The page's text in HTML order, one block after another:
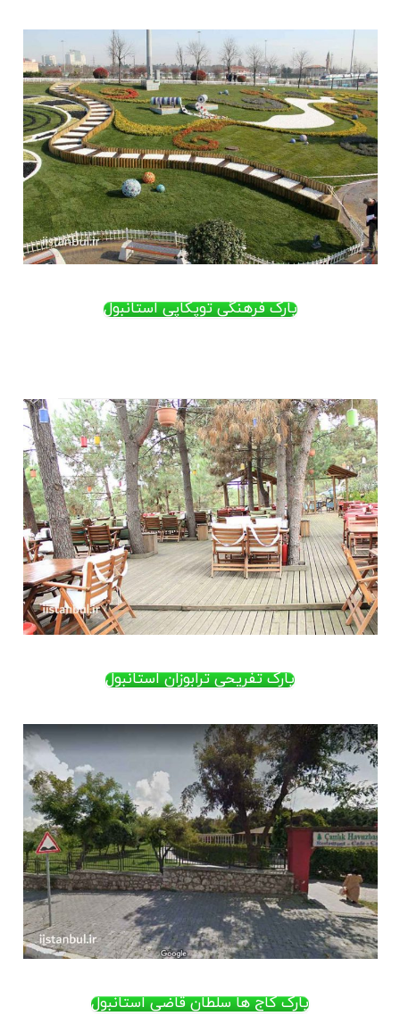
پارک فرهنگی توپکاپی استانبول
پارک کاج ها سلطان قاضی استانبول
پارک تفریحی ترابوزان استانبول